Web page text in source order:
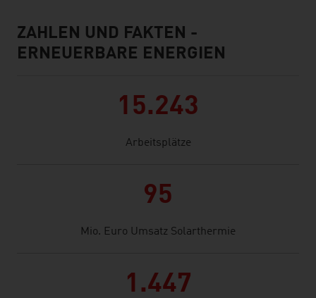
facts & figures
ZAHLEN UND FAKTEN -
ERNEUERBARE ENERGIEN
15.243
Arbeitsplätze
95
Mio. Euro Umsatz Solarthermie
1.447